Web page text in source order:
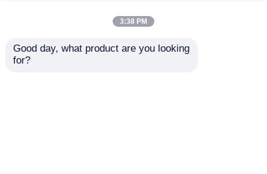
μηχανή κεντητικής
3:38 PM
Good day, what product are you looking
for?